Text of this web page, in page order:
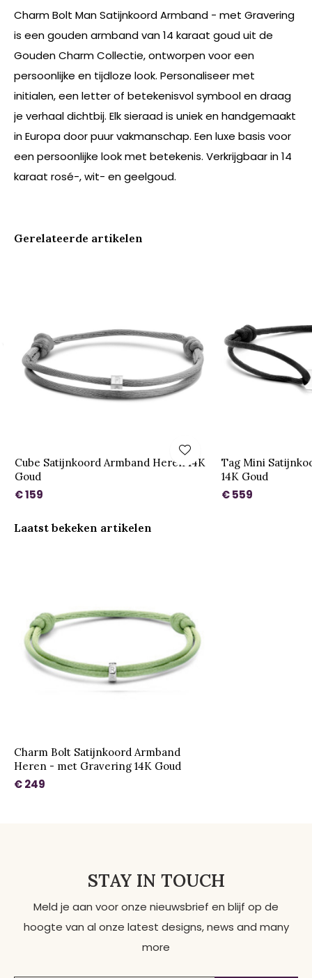
Charm Bolt Man Satijnkoord Armband - met Gravering
is een gouden armband van 14 karaat goud uit de
Gouden Charm Collectie, ontworpen voor een
persoonlijke en tijdloze look. Personaliseer met
initialen, een letter of betekenisvol symbool en draag
je verhaal dichtbij. Elk sieraad is uniek en handgemaakt
in Europa door puur vakmanschap. Een luxe basis voor
een persoonlijke look met betekenis. Verkrijgbaar in 14
karaat rosé-, wit- en geelgoud.
Gerelateerde artikelen
Cube Satijnkoord Armband Heren 14K
Goud
€ 159
Tag Mini
14K Goud
€ 559
Laatst bekeken artikelen
Charm Bolt Satijnkoord Armband
Heren - met Gravering 14K Goud
€ 249
STAY IN TOUCH
Meld je aan voor onze nieuwsbrief en blijf op de
hoogte van al onze latest designs, news and many
more